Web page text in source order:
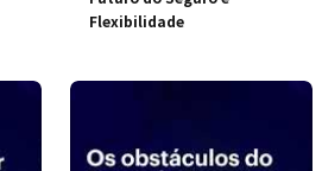
Flexibilidade